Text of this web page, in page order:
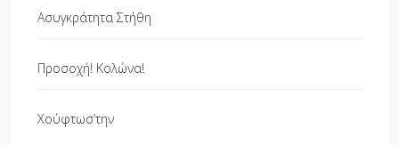
Ασυγκράτητα Στήθη
Προσοχή! Κολώνα!
Χούφτωσ’την